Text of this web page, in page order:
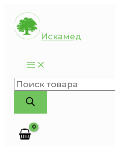
Перейти
содержимому
Искамед
Поиск
товаров